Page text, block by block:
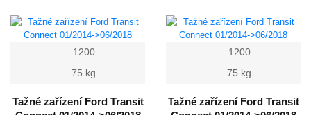
1200
75 kg
Tažné zařízení Ford Transit
1200
75 kg
Tažné zařízení Ford Transit